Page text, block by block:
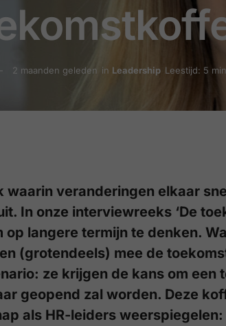
2 maanden geleden in Leadership Leestijd: 5
waarin veranderingen elkaar
In onze interviewreeks ‘De
op langere termijn te denken.
(grotendeels) mee de
ze krijgen de kans om
geopend zal worden. Deze
als HR-leiders